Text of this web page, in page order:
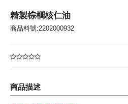
精製棕櫚核仁油
商品料號:2202000932
商品描述